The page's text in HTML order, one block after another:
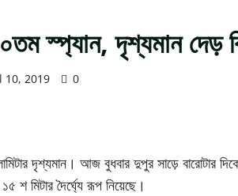
স্প্যান, দৃশ্যমান দেড়
10, 2019 0
দৃশ্যমান। আজ বুধবার দুপুর সাড়ে বারোটার
শ মিটার দৈর্ঘ্যে রূপ নিয়েছে।